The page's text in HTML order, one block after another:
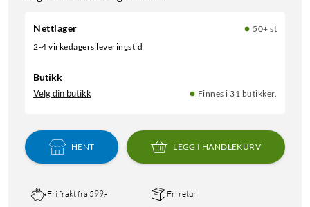
Nettlager
50+ st
2-4 virkedagers leveringstid
Butikk
Velg din butikk Finnes i 31 butikker.
HENT LEGG I HANDLEKURV
Fri frakt fra 599,- Fri retur